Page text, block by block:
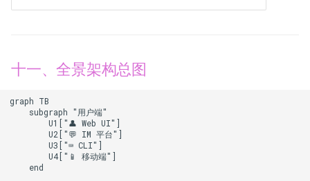
十一、全景架构总图
graph TB
    subgraph "用户端"
        U1["👤 Web UI"]
        U2["💬 IM 平台"]
        U3["⌨️ CLI"]
        U4["📱 移动端"]
    end